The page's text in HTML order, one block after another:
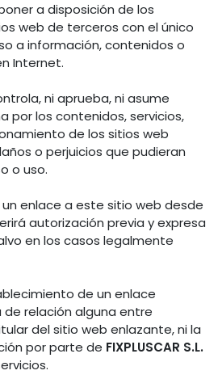
a disposición de los
web de terceros con el único
a información, contenidos o
Internet.
ni aprueba, ni asume
por los contenidos, servicios,
de los sitios web
o perjuicios que pudieran
o uso.
enlace a este sitio web desde
autorización previa y expresa
en los casos legalmente
de un enlace
relación alguna entre
del sitio web enlazante, ni la
por parte de FIXPLUSCAR S.L.